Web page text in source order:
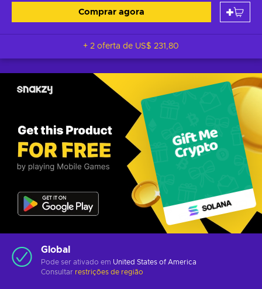
Comprar agora
+ 2 oferta de US$ 231,80
Global
Pode ser ativado em United States of America
Consultar restrições de região